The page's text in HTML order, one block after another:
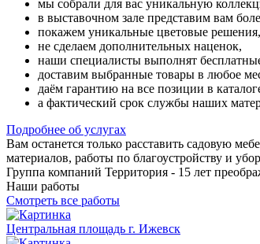
мы собрали для вас уникальную
в выставочном зале представим вам
покажем уникальные цветовые решения,
не сделаем дополнительных наценок,
наши специалисты выполнят
доставим выбранные товары в любое
даём гарантию на все позиции в
а фактический срок службы наших
Подробнее об услугах
Вам останется только расставить садовую
материалов, работы по благоустройству и
Группа компаний Территория - 15 лет
Наши работы
Смотреть все работы
Центральная площадь г. Ижевск